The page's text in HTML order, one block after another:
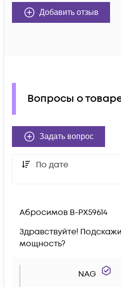
Добавить отзыв
Вопросы о
Задать вопрос
По дате
Абросимов В-PX59614
Здравствуйте!
мощность?
NAG